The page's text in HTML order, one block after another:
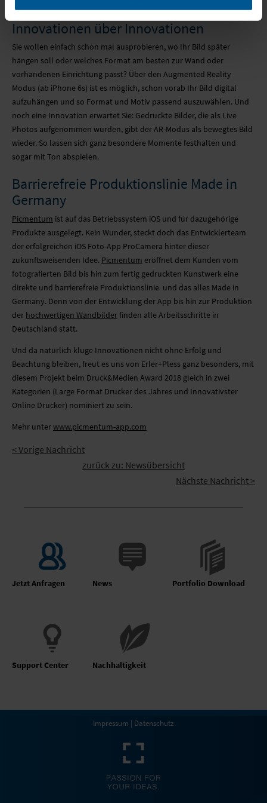
Innovationen über Innovationen
Sie wollen einfach schon mal ausprobieren, wo Ihr Bild später
hängen soll oder welches Format am besten zur Wand oder
vorhandenen Einrichtung passt? Über den Augmented Reality
Modus (ab iPhone 6s) ist es möglich, schon vorab Ihr Bild digital
aufzuhängen und so Format und Motiv passend auszuwählen. Und
noch eine Innovation erwartet Sie: Gedruckte Bilder, die als Live
Photos aufgenommen wurden, gibt der AR-Modus als bewegtes Bild
wieder. So lassen sich ganz besondere Momente festhalten und
sogar mit Ton abspielen.
Barrierefreie Produktionslinie Made in
Germany
Picmentum ist auf das Betriebssystem iOS und für dazugehörige
Produkte ausgelegt. Kein Wunder, steckt doch das Entwicklerteam
der erfolgreichen iOS Foto-App ProCamera hinter dieser
zukunftsweisenden Idee. Picmentum eröffnet dem Kunden vom
fotografierten Bild bis hin zum fertig gedruckten Kunstwerk eine
direkte und barrierefreie Produktionslinie  und das alles Made in
Germany. Denn von der Entwicklung der App bis hin zur Produktion
der hochwertigen Wandbilderfinden alle Arbeitsschritte in
Deutschland statt.
Und da natürlich kluge Innovationen nicht ohne Erfolg und
Beachtung bleiben, freut es uns von Erler+Pless ganz besonders, mit
diesem Projekt beim Druck&Medien Award 2018 gleich in zwei
Kategorien (Large Format Drucker des Jahres und Innovativster
Online Drucker) nominiert zu sein.
Mehr unterwww.picmentum-app.com
< Vorige Nachricht
zurück zu: Newsübersicht
Nächste Nachricht >
Jetzt Anfragen News Portfolio Download
Support Center Nachhaltigkeit
Impressum | Datenschutz